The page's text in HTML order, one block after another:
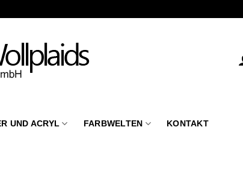
UND ACRYL FARBWELTEN KONTAKT